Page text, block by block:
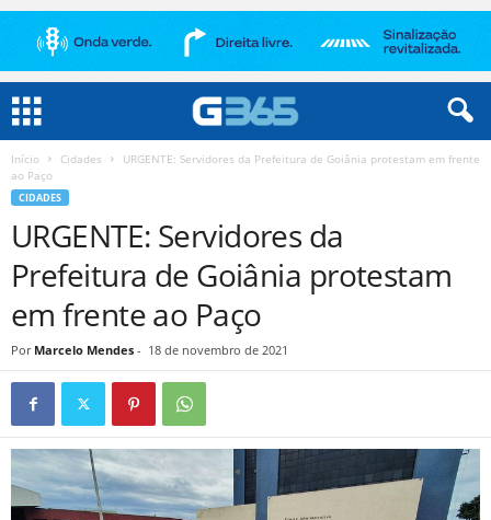
Início Cidades
URGENTE: Servidores da Prefeitura de Goiânia protestam em frente
ao Paço
CIDADES
URGENTE: Servidores da
Prefeitura de Goiânia protestam
em frente ao Paço
Por Marcelo Mendes - 18 de novembro de 2021